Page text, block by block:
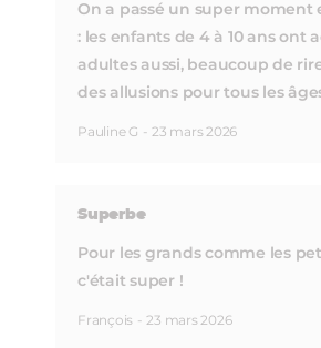
On a passé un super moment
: les enfants de 4 à 10 ans ont
adultes aussi, beaucoup de
des allusions pour tous les
Pauline G - 23 mars 2026
Superbe
Pour les grands comme les
c'était super !
François - 23 mars 2026